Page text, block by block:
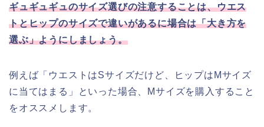
ギュギュギュのサイズ選びの注意することは、ウエス
トとヒップのサイズで違いがあるに場合は「大き方を
選ぶ」ようにしましょう。
例えば「ウエストはSサイズだけど、ヒップはMサイズ
に当てはまる」といった場合、Mサイズを購入すること
をオススメします。